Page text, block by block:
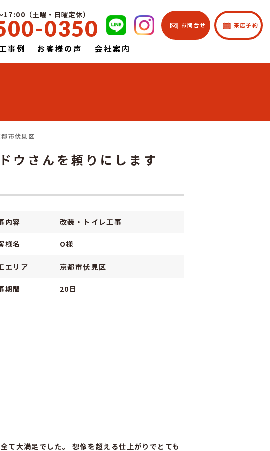
| お問合せ
| 来店予約
（土曜・日曜定休）
0350
事例 お客様の声 会社案内
市伏見区
ウさんを頼りにします
内容 改装・トイレ工事
様名 O様
エリア 京都市伏見区
期間 20日
て大満足でした。 想像を超える仕上がりでとても